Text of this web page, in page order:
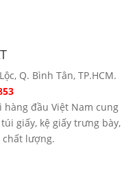
Q. Bình Tân, TP.HCM.
hàng đầu Việt Nam cung
giấy, kệ giấy trưng bày,
chất lượng.